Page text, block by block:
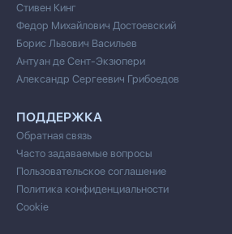
Стивен Кинг
Федор Михайлович Достоевский
Борис Львович Васильев
Антуан де Сент-Экзюпери
Александр Сергеевич Грибоедов
ПОДДЕРЖКА
Обратная связь
Часто задаваемые вопросы
Пользовательское соглашение
Политика конфиденциальности
Cookie